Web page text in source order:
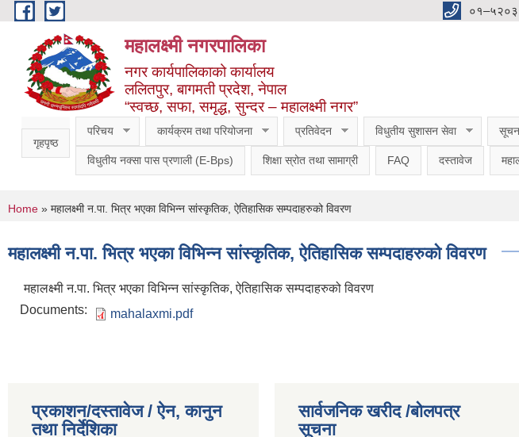
Skip to main content
महालक्ष्मी नगरपालिका
नगर कार्यपालिकाको कार्यालय
ललितपुर, बागमती प्रदेश, नेपाल
“स्वच्छ, सफा, समृद्ध, सुन्दर – महालक्ष्मी नगर”
गृहपृष्ठ
परिचय कार्यक्रम तथा परियोजना प्रतिवेदन विधुतीय सुशासन सेवा
विधुतीय नक्सा पास प्रणाली (E-Bps) शिक्षा स्रोत तथा सामाग्री FAQ दस्तावेज
You are here
Home » महालक्ष्मी न.पा. भित्र भएका विभिन्न सांस्कृतिक, ऐतिहासिक सम्पदाहरुको विवरण
महालक्ष्मी न.पा. भित्र भएका विभिन्न सांस्कृतिक, ऐतिहासिक सम्पदाहरुको विवरण
महालक्ष्मी न.पा. भित्र भएका विभिन्न सांस्कृतिक, ऐतिहासिक सम्पदाहरुको विवरण
Documents:
mahalaxmi.pdf
प्रकाशन/दस्तावेज / ऐन, कानुन
तथा निर्देशिका
सार्वजनिक खरीद /बोलपत्र
सूचना